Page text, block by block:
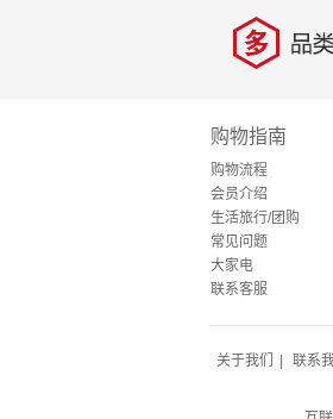
多 品类
购物指南
购物流程
会员介绍
生活旅行/团购
常见问题
大家电
联系客服
关于我们 联系